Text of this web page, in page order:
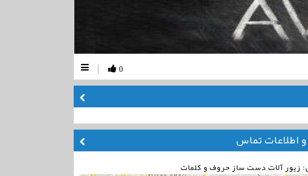
0
|
اطلاعات تماس
زیور آلات دست ساز حروف و کلمات